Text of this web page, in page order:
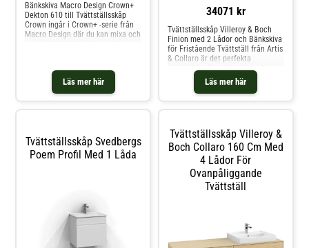
Läs mer här
Bänkskiva Macro Design Crown+
Dekton 610 till Tvättställsskåp
Crown ingår i Crown+ -serie från
Macro Design där du kan mixa och
kompositmaterial och med hög
slitstyrka, mycket lätt att
underhålla och tål starka
34071 kr
Läs mer här
Tvättställsskåp Villeroy & Boch
Finion med 2 Lådor och Bänkskiva
för Fristående Tvättställ från Artis
& Collaro är det perfekta
tvättställsskåpet för ditt badrum.
Kommoden är en del av Villeroy &
Boch populära serie Finion och
består av 360 varianter anpassade
Tvättställsskåp Svedbergs
Poem Profil Med 1 Låda
Tvättställsskåp Villeroy &
Boch Collaro 160 Cm Med
4 Lådor För
Ovanpåliggande
Tvättställ